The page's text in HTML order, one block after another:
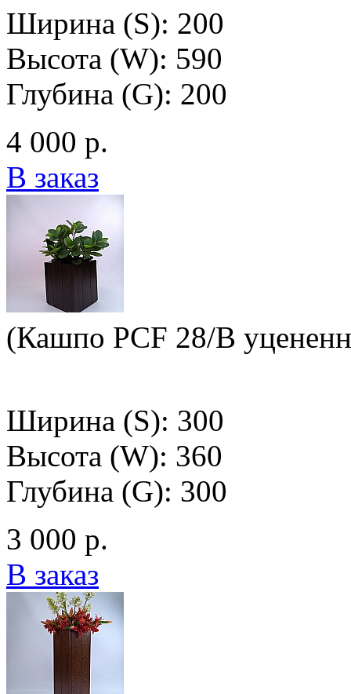
Ширина (S): 200
Высота (W): 590
Глубина (G): 200
4 000 р.
В заказ
(Кашпо PCF 28/B
Ширина (S): 300
Высота (W): 360
Глубина (G): 300
3 000 р.
В заказ